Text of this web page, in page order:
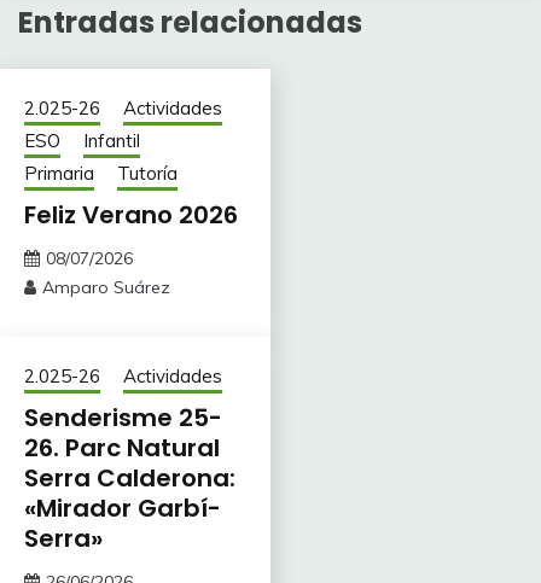
Entradas relacionadas
2.025-26
Actividades
ESO
Infantil
Primaria
Tutoría
Feliz Verano 2026
08/07/2026
Amparo Suárez
2.025-26 Actividades
Senderisme 25-
26. Parc Natural
Serra Calderona:
«Mirador Garbí-
Serra»